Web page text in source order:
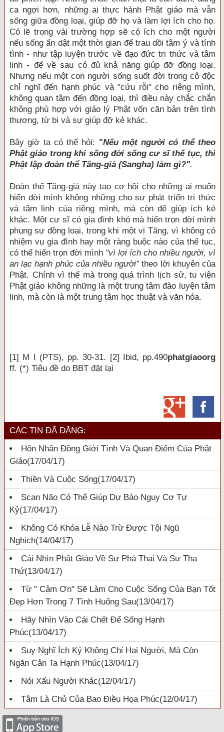
ca ngợi hơn, những ai thực hành Phật giáo mà vẫn
sống giữa đồng loại, giúp đỡ họ và làm lợi ích cho họ.
Có lẽ trong vài trường hợp sẽ có ích cho một người
nếu sống ẩn dật một thời gian để trau dồi tâm ý và tính
tình - như tập luyện trước về đạo đức tri thức và tâm
linh - để về sau có đủ khả năng giúp đỡ đồng loại.
Nhưng nếu một con người sống suốt đời trong cô độc
chỉ nghĩ đến hạnh phúc và "cứu rỗi" cho riêng mình,
không quan tâm đến đồng loại, thì điều này chắc chắn
không phù hợp với giáo lý Phật vốn căn bản trên tình
thương, từ bi và sự giúp đỡ kẻ khác.
Bây giờ ta có thể hỏi: "Nếu một người có thể theo
Phật giáo trong khi sống đời sống cư sĩ thế tục, thì
Phật lập đoàn thể Tăng-già (Sangha) làm gì?".
Ðoàn thể Tăng-già này tạo cơ hội cho những ai muốn
hiến đời mình không những cho sự phát triển tri thức
và tâm linh của riêng mình, mà còn để giúp ích kẻ
khác. Một cư sĩ có gia đình khó mà hiến trọn đời mình
phụng sự đồng loại, trong khi một vị Tăng, vì không có
nhiệm vụ gia đình hay một ràng buộc nào của thế tục,
có thể hiến trọn đời mình "vì lợi ích cho nhiều người, vì
an lạc hạnh phúc của nhiều người"theo lời khuyên của
Phật. Chính vì thế mà trong quá trình lịch sử, tu viện
Phật giáo không những là một trung tâm đào luyện tâm
linh, mà còn là một trung tâm học thuật và văn hóa.
phatgiaoorg
[1] M I (PTS), pp. 30-31. [2] Ibid, pp.490
ff. (*) Tiêu đề do BBT đặt lại
CÁC TIN ĐÃ ĐĂNG:
Hôn Nhân Đồng Giới Tính Và Quan Điểm Của Phật
Giáo(17/04/17)
Thiền Và Cuộc Sống(17/04/17)
Scan Não Có Thể Giúp Dự Báo Nguy Cơ Tự
Kỷ(17/04/17)
Không Có Khóa Lễ Nào Trừ Được Tội Ngũ
Nghịch(14/04/17)
Cái Nhìn Phật Giáo Về Sự Phá Thai Và Sự Tha
Thứ(13/04/17)
Từ " Cảm Ơn" Sẽ Làm Cho Cuộc Sống Của Bạn Tốt
Đẹp Hơn Trong 7 Tình Huống Sau(13/04/17)
Hãy Nhìn Vào Cái Chết Để Sống Hạnh
Phúc(13/04/17)
Suy Nghĩ Ích Kỷ Không Chỉ Hại Người, Mà Còn
Ngăn Cản Ta Hạnh Phúc(13/04/17)
Nói Xấu Người Khác(12/04/17)
Tâm Là Chủ Của Bao Điều Họa Phúc(12/04/17)